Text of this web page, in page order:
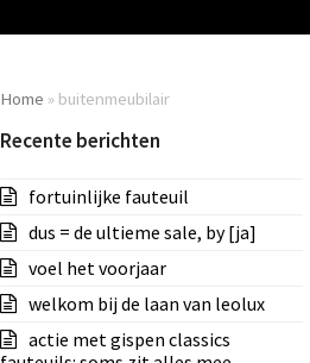
Home » buitenmeubilair
Recente berichten
fortuinlijke fauteuil
dus = de ultieme sale, by [ja]
voel het voorjaar
welkom bij de laan van leolux
actie met gispen classics